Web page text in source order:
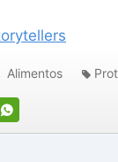
Alimentos